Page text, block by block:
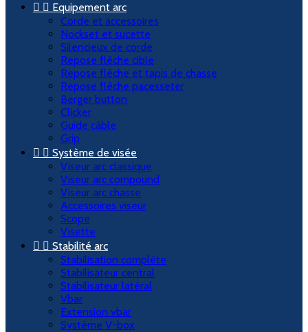
  Equipement arc
Corde et accessoires
Nockset et sucette
Silencieux de corde
Repose flèche cible
Repose flèche et tapis de chasse
Repose flèche pacesseter
Berger button
Clicker
Guide câble
Grip
  Système de visée
Viseur arc classique
Viseur arc compound
Viseur arc chasse
Accessoires viseur
Scope
Visette
  Stabilité arc
Stabilisation complète
Stabilisateur central
Stabilisateur latéral
Vbar
Extension vbar
Système V-box